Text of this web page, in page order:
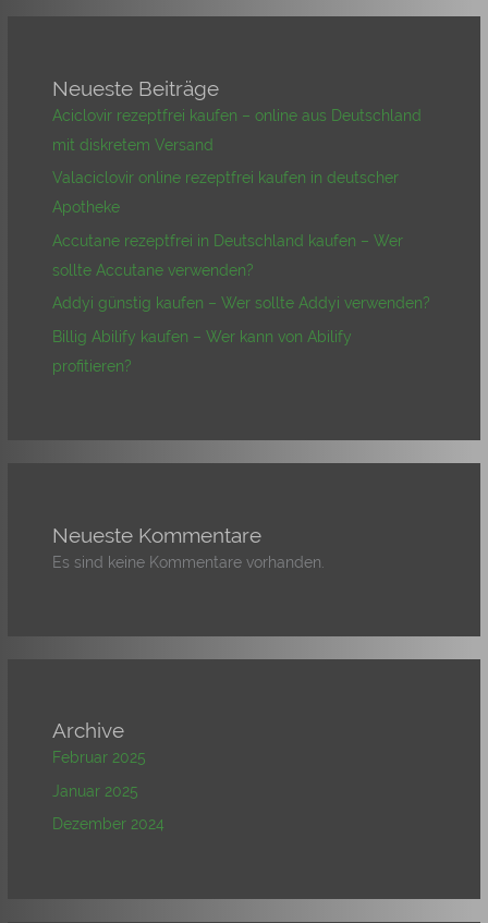
Neueste Beiträge
Aciclovir rezeptfrei kaufen – online aus Deutschland
mit diskretem Versand
Valaciclovir online rezeptfrei kaufen in deutscher
Apotheke
Accutane rezeptfrei in Deutschland kaufen – Wer
sollte Accutane verwenden?
Addyi günstig kaufen – Wer sollte Addyi verwenden?
Billig Abilify kaufen – Wer kann von Abilify
profitieren?
Neueste Kommentare
Es sind keine Kommentare vorhanden.
Archive
Februar 2025
Januar 2025
Dezember 2024